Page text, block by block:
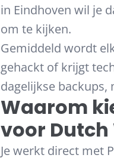
in Eindhoven wil je
om te kijken.
Gemiddeld wordt
gehackt of krijgt
dagelijkse backups,
Waarom
voor
Je werkt direct met